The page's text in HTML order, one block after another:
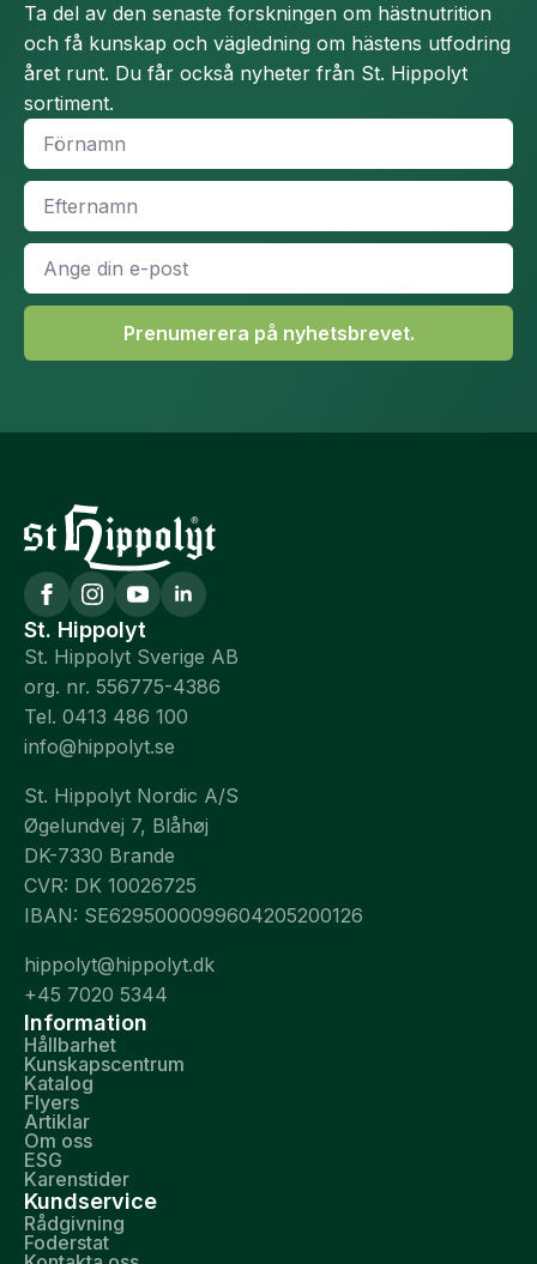
Ta del av den senaste forskningen om hästnutrition
och få kunskap och vägledning om hästens utfodring
året runt. Du får också nyheter från St. Hippolyt
sortiment.
Namn
Efternamn
E-
post
*
Prenumerera på nyhetsbrevet.
St. Hippolyt
St. Hippolyt Sverige AB
org. nr. 556775-4386
Tel. 0413 486 100
info@hippolyt.se
St. Hippolyt Nordic A/S
Øgelundvej 7, Blåhøj
DK-7330 Brande
CVR: DK 10026725
IBAN: SE6295000099604205200126
hippolyt@hippolyt.dk
+45 7020 5344
Information
Hållbarhet
Kunskapscentrum
Katalog
Flyers
Artiklar
Om oss
ESG
Karenstider
Kundservice
Rådgivning
Foderstat